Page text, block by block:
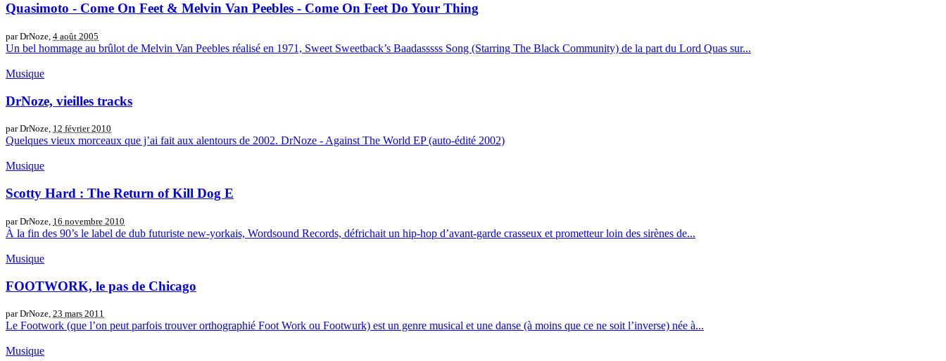
Quasimoto - Come On Feet & Melvin Van Peebles - Come On Feet Do Your Thing
par DrNoze, 4 août 2005
Un bel hommage au brûlot de Melvin Van Peebles réalisé en 1971, Sweet Sweetback’s Baadasssss Song (Starring The Black Community) de la part du Lord Quas sur...
Musique
DrNoze, vieilles tracks
par DrNoze, 12 février 2010
Quelques vieux morceaux que j’ai fait aux alentours de 2002. DrNoze - Against The World EP (auto-édité 2002)
Musique
Scotty Hard : The Return of Kill Dog E
par DrNoze, 16 novembre 2010
À la fin des 90’s le label de dub futuriste new-yorkais, Wordsound Records, défrichait un hip-hop d’avant-garde crasseux et prometteur loin des sirènes de...
Musique
FOOTWORK, le pas de Chicago
par DrNoze, 23 mars 2011
Le Footwork (que l’on peut parfois trouver orthographié Foot Work ou Footwurk) est un genre musical et une danse (à moins que ce ne soit l’inverse) née à...
Musique